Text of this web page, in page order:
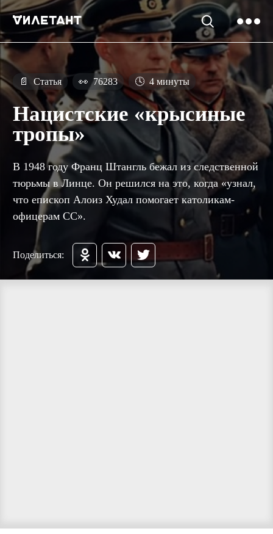
📄 Статья 👀 76283 🕓 4 минуты
Нацистские «крысиные
тропы»
В 1948 году Франц Штангль бежал из следственной
тюрьмы в Линце. Он решился на это, когда «узнал,
что епископ Алоиз Худал помогает католикам-
офицерам СС».
Поделиться: